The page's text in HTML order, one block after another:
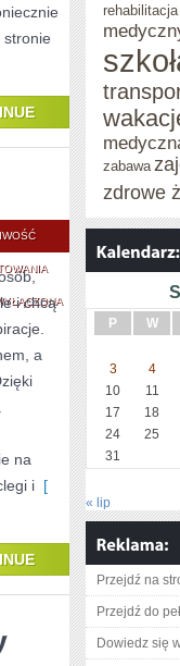
stronie
BUDŻET
ŚLUBNY
i chcą
a
na
i [
rehabilitacja
zabawa
zdrowe
P W
3
4
10
11
17
18
24
25
31
« lip
Przejdź na
Przejdź do
Dowiedz się